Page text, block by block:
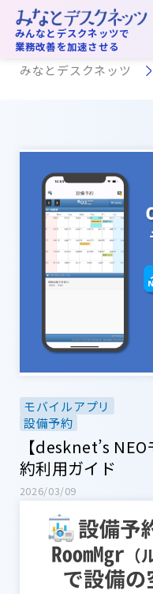
みんなとデスクネッツで
業務改善を加速させる
設
みなとデスクネッツ
モバイルアプリ
設備予約
【desknet’s
約利用ガイド
2026/03/09